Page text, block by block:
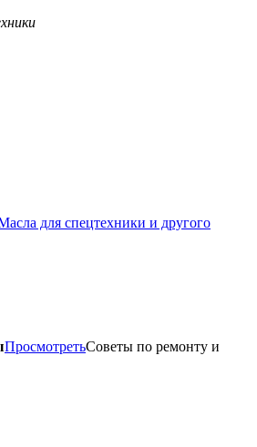
для спецтехники и другого
ПросмотретьСоветы по ремонту и